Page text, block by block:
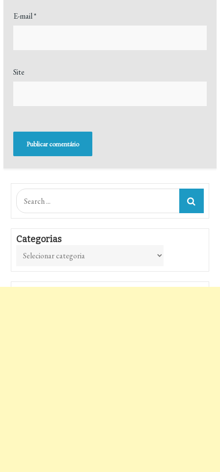
E-mail*
Site
Search
for:
Categorias
Categorias